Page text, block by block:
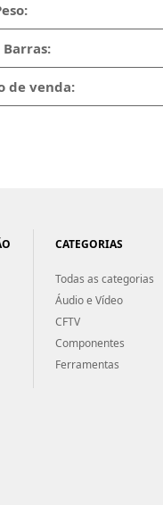
Barras:
de venda:
CATEGORIAS
Todas as categorias
Áudio e Vídeo
CFTV
Componentes
Ferramentas